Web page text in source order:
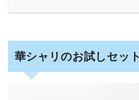
華シャリのお試しセッ